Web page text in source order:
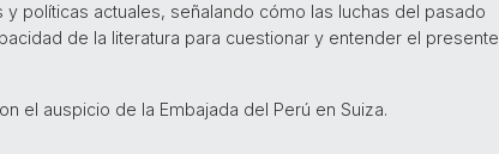
políticas actuales, señalando cómo las luchas del pasado
de la literatura para cuestionar y entender el presente
el auspicio de la Embajada del Perú en Suiza.